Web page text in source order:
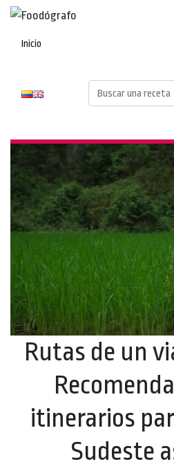
Inicio
Rutas de un
itinerarios
Sudeste